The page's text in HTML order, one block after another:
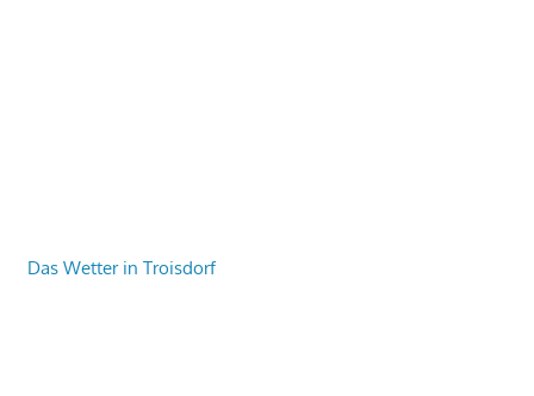
Das Wetter in Troisdorf